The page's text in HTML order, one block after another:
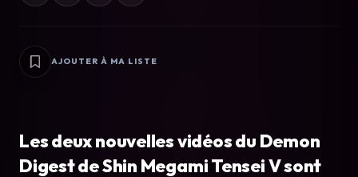
AJOUTER À MA LISTE
Les deux nouvelles vidéos du Demon
Digest deShin Megami Tensei Vsont